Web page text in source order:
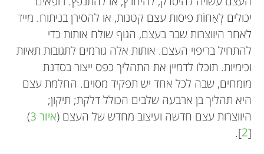
Magdalena Warczak
מַגְדָלֶנָה ווֹרְקְזַק היא מדענית מהמכון לכימיה פיזיקלית
Katarzyna Krajewska
Justyna Chałubińska-
Fendler
Magdalena Osial
מַגְדָלֵנָה אוֹסִיאָל היא מדענית מאוניברסיטת ורשה.
Ananeah
גיל: 13
Julia, Harnoor, Srijia,
Dhaaniya, Mai, Xiangyu,
Roopa, Sybil, and
Sarranya
גיל: 15–16
אנו קבוצה של תלמידות צעירות וסקרניות שמגלות עניין
יכולים לְאַחוֹת פיסות עצם קטנות, או להסירן בניתוח. מייד
לאחר היווצרות שבר בעצם, הגוף שולח אותות כדי
להתחיל בריפוי העצם. אותות אלה גורמים לתגובות תאיות
וכימיות. תוכלו לדמיין את התהליך כפס ייצור בסדנת
מומחים, שבה לכל אחד יש תפקיד מסוים. החלמת עצם
היא תהליך בן ארבעה שלבים הכולל דלקת; תיקון;
היווצרות עצם חדשה ועיצוב מחדש של העצם (איור 3 )
[
2
].